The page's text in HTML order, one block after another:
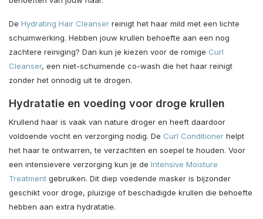
De Hydrating Hair Cleanser reinigt het haar mild met een lichte
schuimwerking. Hebben jouw krullen behoefte aan een nog
zachtere reiniging? Dan kun je kiezen voor de romige Curl
Cleanser, een niet-schuimende co-wash die het haar reinigt
zonder het onnodig uit te drogen.
Hydratatie en voeding voor droge krullen
Krullend haar is vaak van nature droger en heeft daardoor
voldoende vocht en verzorging nodig. De Curl Conditioner helpt
het haar te ontwarren, te verzachten en soepel te houden. Voor
een intensievere verzorging kun je de Intensive Moisture
Treatment gebruiken. Dit diep voedende masker is bijzonder
geschikt voor droge, pluizige of beschadigde krullen die behoefte
hebben aan extra hydratatie.